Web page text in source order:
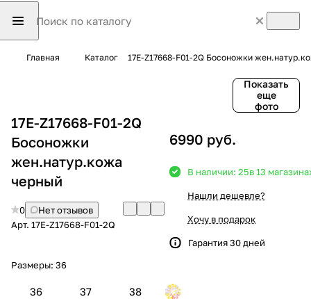
Главная Каталог 17E-Z17668-F01-2Q Босоножки
Показать
еще
фото
17E-Z17668-F01-2Q
Босоножки
жен.натур.кожа
черный
0
Нет отзывов
Арт. 17E-Z17668-F01-2Q
Размеры: 36
36 37 38
6990 руб.
В наличии: 25в 13
Нашли дешевле?
Хочу в подарок
Гарантия 30 дней